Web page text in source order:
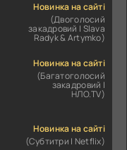
Новинка на сайті
(Двоголосий
закадровий | Slava
Radyk & Artymko)
Новинка на сайті
(Багатоголосий
закадровий |
НЛО.TV)
Новинка на сайті
(Субтитри | Netflix)